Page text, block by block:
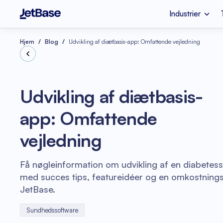
Industrier
Industrier Apple Vision Pro
Mental Sundhed
Optimering af
Tjenester SaaS
Azure Rådgivning
Teknologier
Hjem Blog Udvikling af diætbasis-app: Omfattende vejledning
Udvikling af diætbasis-
app: Omfattende
vejledning
Få nøgleinformation om udvikling af en
med succes tips, featureidéer og en
JetBase.
Sundhedssoftware